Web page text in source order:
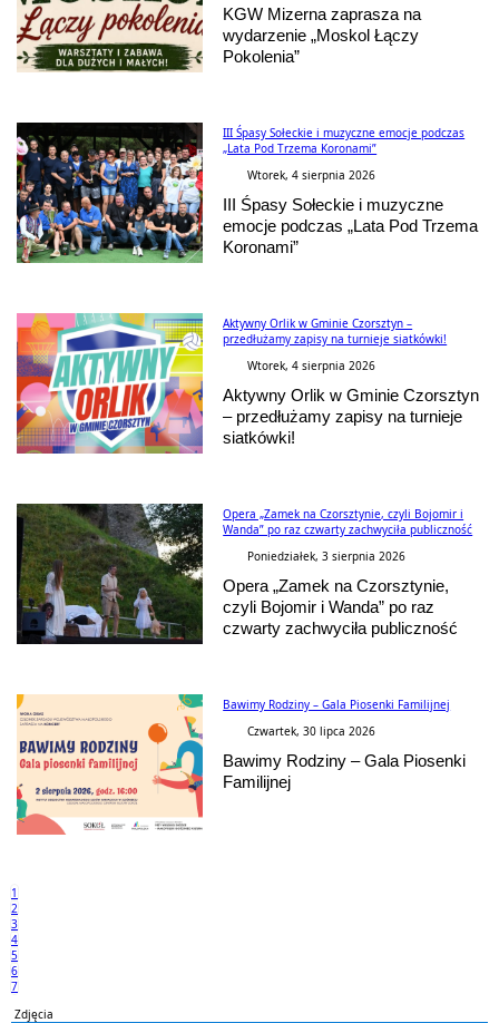
KGW Mizerna zaprasza na
wydarzenie „Moskol Łączy
Pokolenia”
III Śpasy Sołeckie i muzyczne emocje podczas
„Lata Pod Trzema Koronami”
Wtorek, 4 sierpnia 2026
III Śpasy Sołeckie i muzyczne
emocje podczas „Lata Pod Trzema
Koronami”
Aktywny Orlik w Gminie Czorsztyn –
przedłużamy zapisy na turnieje siatkówki!
Wtorek, 4 sierpnia 2026
Aktywny Orlik w Gminie Czorsztyn
– przedłużamy zapisy na turnieje
siatkówki!
Opera „Zamek na Czorsztynie, czyli Bojomir i
Wanda” po raz czwarty zachwyciła publiczność
Poniedziałek, 3 sierpnia 2026
Opera „Zamek na Czorsztynie,
czyli Bojomir i Wanda” po raz
czwarty zachwyciła publiczność
Bawimy Rodziny – Gala Piosenki Familijnej
Czwartek, 30 lipca 2026
Bawimy Rodziny – Gala Piosenki
Familijnej
1
2
3
4
5
6
7
Zdjęcia